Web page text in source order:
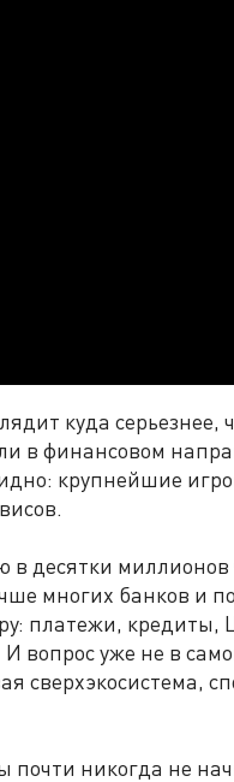
куда серьезнее,
в финансовом
крупнейшие
десятки миллионов
многих банков и
: платежи, кредиты,
вопрос уже не в
сверхэкосистема,
почти никогда не